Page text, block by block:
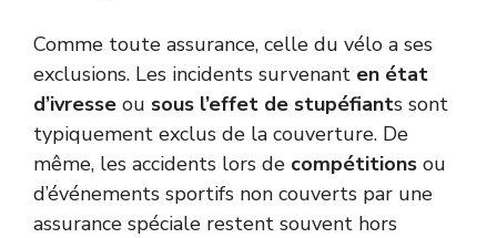
Comme toute assurance, celle du vélo a ses
exclusions. Les incidents survenant en état
d’ivresse ou sous l’effet de stupéfiants sont
typiquement exclus de la couverture. De
même, les accidents lors de compétitions ou
d’événements sportifs non couverts par une
assurance spéciale restent souvent hors